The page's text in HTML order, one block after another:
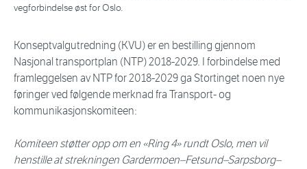
vegforbindelse øst for Oslo.
Konseptvalgutredning (KVU) er en bestilling gjennom
Nasjonal transportplan (NTP) 2018-2029. I forbindelse med
framleggelsen av NTP for 2018-2029 ga Stortinget noen nye
føringer ved følgende merknad fra Transport- og
kommunikasjonskomiteen:
Komiteen støtter opp om en «Ring 4» rundt Oslo, men vil
henstille at strekningen Gardermoen–Fetsund–Sarpsborg–